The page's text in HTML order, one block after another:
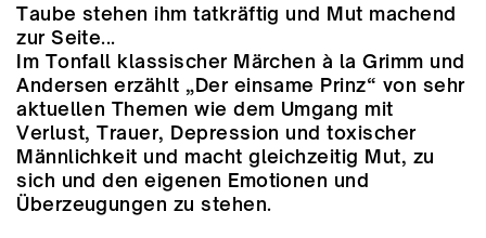
Taube stehen ihm tatkräftig und Mut machend
zur Seite...
Im Tonfall klassischer Märchen à la Grimm und
Andersen erzählt „Der einsame Prinz“ von sehr
aktuellen Themen wie dem Umgang mit
Verlust, Trauer, Depression und toxischer
Männlichkeit und macht gleichzeitig Mut, zu
sich und den eigenen Emotionen und
Überzeugungen zu stehen.